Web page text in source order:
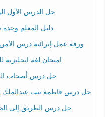
حل الدرس الأول
دليل المعلم
ورقة عمل إثرائية درس
امتحان لغة
حل درس أصحاب
حل درس فاطمة بنت عبدالملك
حل درس الطريق إلى